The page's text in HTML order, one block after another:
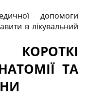
допомоги
в лікувальний
ТА